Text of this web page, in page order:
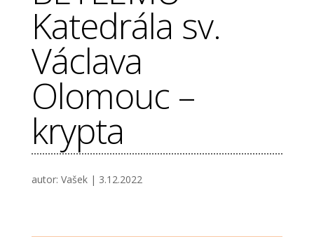
Katedrála sv.
Václava
Olomouc –
krypta
autor: Vašek| 3.12.2022